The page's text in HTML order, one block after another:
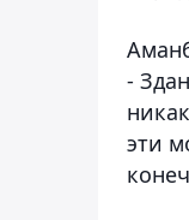
-
эти